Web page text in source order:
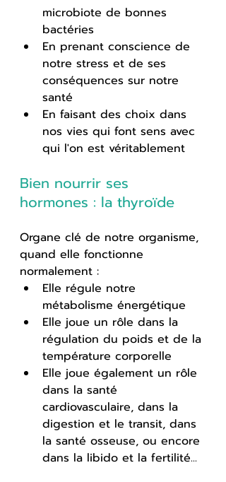
microbiote de bonnes
bactéries
En prenant conscience de
notre stress et de ses
conséquences sur notre
santé
En faisant des choix dans
nos vies qui font sens avec
qui l'on est véritablement
Bien nourrir ses
hormones : la thyroïde
Organe clé de notre organisme,
quand elle fonctionne
normalement :
Elle régule notre
métabolisme énergétique
Elle joue un rôle dans la
régulation du poids et de la
température corporelle
Elle joue également un rôle
dans la santé
cardiovasculaire, dans la
digestion et le transit, dans
la santé osseuse, ou encore
dans la libido et la fertilité...